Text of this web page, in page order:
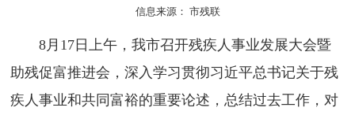
信息来源： 市残联
8月17日上午，我市召开残疾人事业发展大会暨
助残促富推进会，深入学习贯彻习近平总书记关于残
疾人事业和共同富裕的重要论述，总结过去工作，对